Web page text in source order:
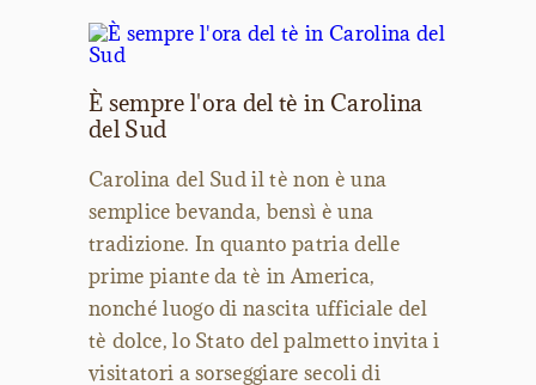
È sempre l'ora del tè in Carolina
del Sud
Carolina del Sud il tè non è una
semplice bevanda, bensì è una
tradizione. In quanto patria delle
prime piante da tè in America,
nonché luogo di nascita ufficiale del
tè dolce, lo Stato del palmetto invita i
visitatori a sorseggiare secoli di